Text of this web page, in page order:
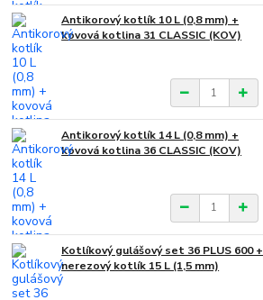
Antikorový kotlík 10 L (0,8 mm) +
kovová kotlina 31 CLASSIC (KOV)
Antikorový kotlík 14 L (0,8 mm) +
kovová kotlina 36 CLASSIC (KOV)
Kotlíkový gulášový set 36 PLUS 600 +
nerezový kotlík 15 L (1,5 mm)